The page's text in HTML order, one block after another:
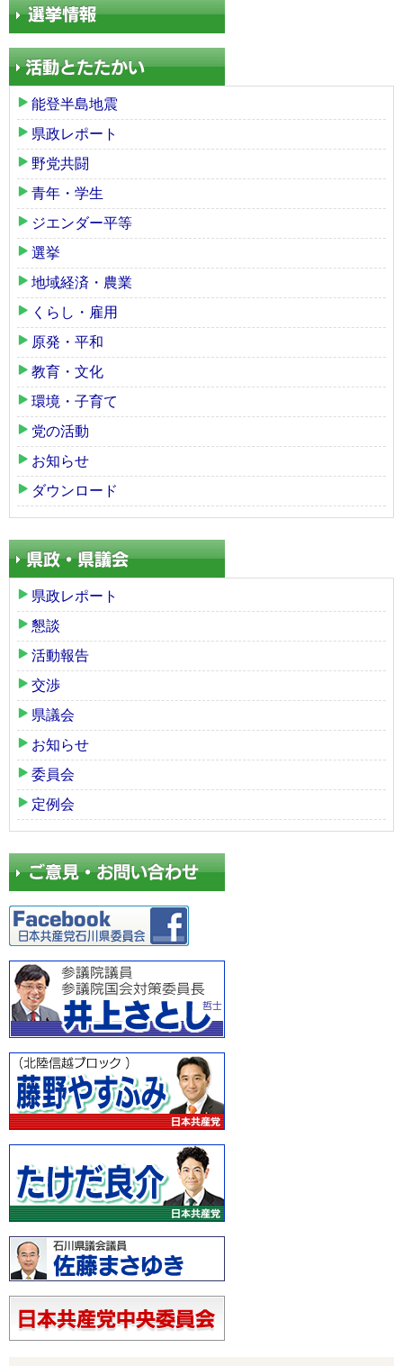
能登半島地震
県政レポート
野党共闘
青年・学生
ジエンダー平等
選挙
地域経済・農業
くらし・雇用
原発・平和
教育・文化
環境・子育て
党の活動
お知らせ
ダウンロード
県政レポート
懇談
活動報告
交渉
県議会
お知らせ
委員会
定例会